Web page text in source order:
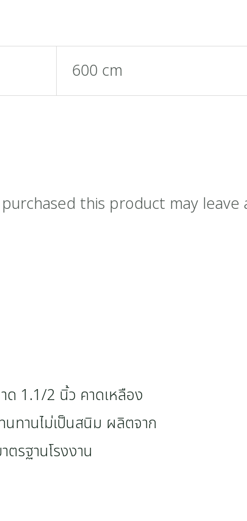
600 cm
this product may leave